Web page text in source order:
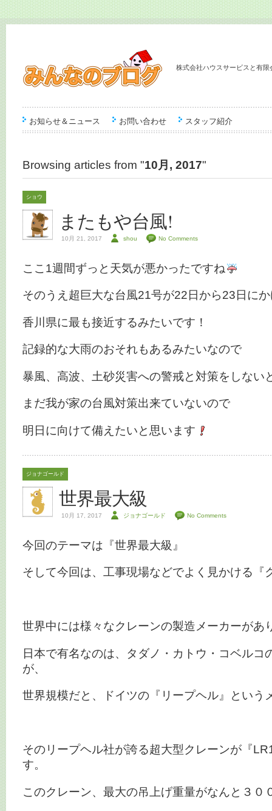
株式会社ハウスサービスと有
お知らせ＆ニュース お問い合わせ スタッフ紹介
Browsing articles from "10月, 2017"
ショウ
またもや台風!
10月 21, 2017 shou No Comments
ここ1週間ずっと天気が悪かったですね
そのうえ超巨大な台風21号が22日から23日に
香川県に最も接近するみたいです！
記録的な大雨のおそれもあるみたいなので
暴風、高波、土砂災害への警戒と対策をしない
まだ我が家の台風対策出来ていないので
明日に向けて備えたいと思います
ジョナゴールド
世界最大級
10月 17, 2017 ジョナゴールド No Comments
今回のテーマは『世界最大級』
そして今回は、工事現場などでよく見かける『
世界中には様々なクレーンの製造メーカーがあ
日本で有名なのは、タダノ・カトウ・コベルコ
が、
世界規模だと、ドイツの『リープヘル』という
そのリープヘル社が誇る超大型クレーンが『
す。
このクレーン、最大の吊上げ重量がなんと３０